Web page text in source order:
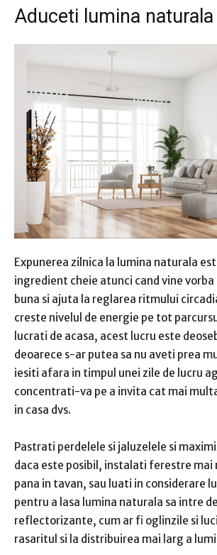
Aduceti lumina naturala
Expunerea zilnica la lumina naturala
ingredient cheie atunci cand vine
buna si ajuta la reglarea ritmului
creste nivelul de energie pe tot
lucrati de acasa, acest lucru este
deoarece s-ar putea sa nu aveti prea
iesiti afara in timpul unei zile de lucru
concentrati-va pe a invita cat mai
in casa dvs.
Pastrati perdelele si jaluzelele si
daca este posibil, instalati ferestre mai
pana in tavan, sau luati in considerare
pentru a lasa lumina naturala sa intre
reflectorizante, cum ar fi oglinzile si
rasaritul si la distribuirea mai larg a